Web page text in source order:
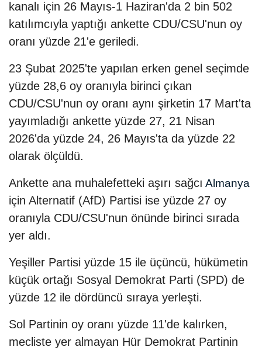
kanalı için 26 Mayıs-1 Haziran'da 2 bin 502
katılımcıyla yaptığı ankette CDU/CSU'nun oy
oranı yüzde 21'e geriledi.
23 Şubat 2025'te yapılan erken genel seçimde
yüzde 28,6 oy oranıyla birinci çıkan
CDU/CSU'nun oy oranı aynı şirketin 17 Mart'ta
yayımladığı ankette yüzde 27, 21 Nisan
2026'da yüzde 24, 26 Mayıs'ta da yüzde 22
olarak ölçüldü.
Ankette ana muhalefetteki aşırı sağcı Almanya
için Alternatif (AfD) Partisi ise yüzde 27 oy
oranıyla CDU/CSU'nun önünde birinci sırada
yer aldı.
Yeşiller Partisi yüzde 15 ile üçüncü, hükümetin
küçük ortağı Sosyal Demokrat Parti (SPD) de
yüzde 12 ile dördüncü sıraya yerleşti.
Sol Partinin oy oranı yüzde 11'de kalırken,
mecliste yer almayan Hür Demokrat Partinin